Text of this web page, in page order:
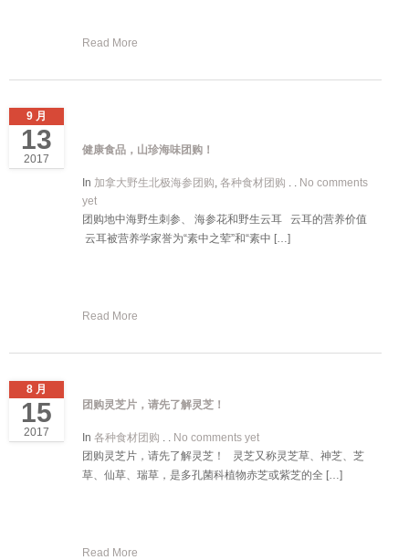
Read More
9 月
13
2017
健康食品，山珍海味团购！
In 加拿大野生北极海参团购 各种食材团购
No comments
yet
团购地中海野生刺参、 海参花和野生云耳 云耳的营养价值
云耳被营养学家誉为“素中之荤”和“素中 […]
Read More
8 月
15
2017
团购灵芝片，请先了解灵芝！
In 各种食材团购
No comments yet
团购灵芝片，请先了解灵芝！ 灵芝又称灵芝草、神芝、芝
草、仙草、瑞草，是多孔菌科植物赤芝或紫芝的全 […]
Read More